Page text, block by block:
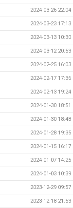
2024-03-26 22:04
2024-03-23 17:13
2024-03-13 10:30
2024-03-12 20:53
2024-02-25 16:03
2024-02-17 17:36
2024-02-13 19:24
2024-01-30 18:51
2024-01-30 18:48
2024-01-28 19:35
2024-01-15 16:17
2024-01-07 14:25
2024-01-03 10:39
2023-12-29 09:57
2023-12-18 21:53